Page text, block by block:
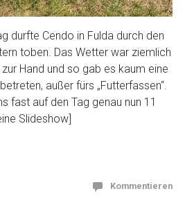
durfte Cendo in Fulda durch den
toben. Das Wetter war ziemlich
Hand und so gab es kaum eine
außer fürs „Futterfassen“.
fast auf den Tag genau nun 11
Slideshow]
Kommentieren